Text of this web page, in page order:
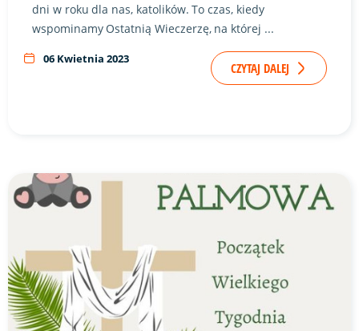
dni w roku dla nas, katolików. To czas, kiedy
wspominamy Ostatnią Wieczerzę, na której ...
06 Kwietnia 2023
CZYTAJ DALEJ
Link do artykułu "Niedziela Palmowa" ze zdjęciem w tle